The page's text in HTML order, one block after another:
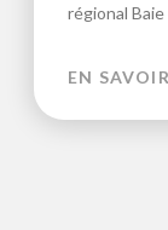
régional
EN SAVOIR